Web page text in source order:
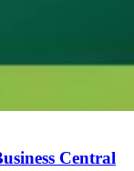
Central